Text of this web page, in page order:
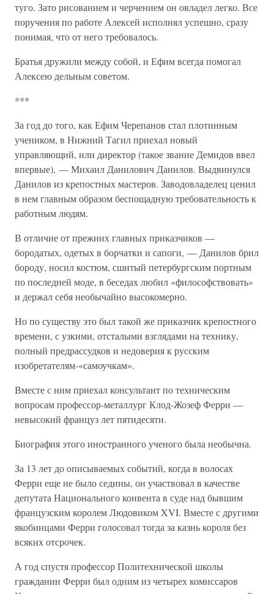
туго. Зато рисованием и черчением он овладел легко. Все
поручения по работе Алексей исполнял успешно, сразу
понимая, что от него требовалось.
Братья дружили между собой, и Ефим всегда помогал
Алексею дельным советом.
***
За год до того, как Ефим Черепанов стал плотинным
учеником, в Нижний Тагил приехал новый
управляющий, или директор (такое звание Демидов ввел
впервые), — Михаил Данилович Данилов. Выдвинулся
Данилов из крепостных мастеров. Заводовладелец ценил
в нем главным образом беспощадную требовательность к
работным людям.
В отличие от прежних главных приказчиков —
бородатых, одетых в борчатки и сапоги, — Данилов брил
бороду, носил костюм, сшитый петербургским портным
по последней моде, в беседах любил «философствовать»
и держал себя необычайно высокомерно.
Но по существу это был такой же приказчик крепостного
времени, с узкими, отсталыми взглядами на технику,
полный предрассудков и недоверия к русским
изобретателям-«самоучкам».
Вместе с ним приехал консультант по техническим
вопросам профессор-металлург Клод-Жозеф Ферри —
невысокий француз лет пятидесяти.
Биография этого иностранного ученого была необычна.
За 13 лет до описываемых событий, когда в волосах
Ферри еще не было седины, он участвовал в качестве
депутата Национального конвента в суде над бывшим
французским королем Людовиком XVI. Вместе с другими
якобинцами Ферри голосовал тогда за казнь короля без
всяких отсрочек.
А год спустя профессор Политехнической школы
гражданин Ферри был одним из четырех комиссаров